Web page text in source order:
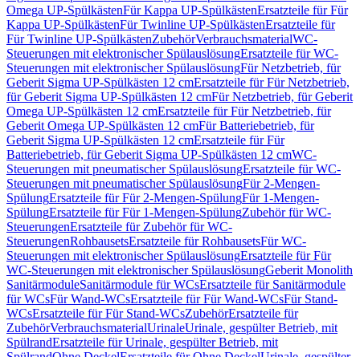
Omega UP-SpülkästenFür Kappa UP-SpülkästenErsatzteile für Für
Kappa UP-SpülkästenFür Twinline UP-SpülkästenErsatzteile für
Für Twinline UP-SpülkästenZubehörVerbrauchsmaterialWC-
Steuerungen mit elektronischer SpülauslösungErsatzteile für WC-
Steuerungen mit elektronischer SpülauslösungFür Netzbetrieb, für
Geberit Sigma UP-Spülkästen 12 cmErsatzteile für Für Netzbetrieb,
für Geberit Sigma UP-Spülkästen 12 cmFür Netzbetrieb, für Geberit
Omega UP-Spülkästen 12 cmErsatzteile für Für Netzbetrieb, für
Geberit Omega UP-Spülkästen 12 cmFür Batteriebetrieb, für
Geberit Sigma UP-Spülkästen 12 cmErsatzteile für Für
Batteriebetrieb, für Geberit Sigma UP-Spülkästen 12 cmWC-
Steuerungen mit pneumatischer SpülauslösungErsatzteile für WC-
Steuerungen mit pneumatischer SpülauslösungFür 2-Mengen-
SpülungErsatzteile für Für 2-Mengen-SpülungFür 1-Mengen-
SpülungErsatzteile für Für 1-Mengen-SpülungZubehör für WC-
SteuerungenErsatzteile für Zubehör für WC-
SteuerungenRohbausetsErsatzteile für RohbausetsFür WC-
Steuerungen mit elektronischer SpülauslösungErsatzteile für Für
WC-Steuerungen mit elektronischer SpülauslösungGeberit Monolith
SanitärmoduleSanitärmodule für WCsErsatzteile für Sanitärmodule
für WCsFür Wand-WCsErsatzteile für Für Wand-WCsFür Stand-
WCsErsatzteile für Für Stand-WCsZubehörErsatzteile für
ZubehörVerbrauchsmaterialUrinaleUrinale, gespülter Betrieb, mit
SpülrandErsatzteile für Urinale, gespülter Betrieb, mit